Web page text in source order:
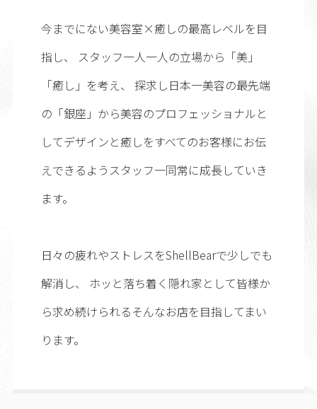
今までにない美容室×癒しの最高レベルを目
指し、 スタッフ一人一人の立場から「美」
「癒し」を考え、 探求し日本一美容の最先端
の「銀座」から美容のプロフェッショナルと
してデザインと癒しをすべてのお客様にお伝
えできるようスタッフ一同常に成長していき
ます。
日々の疲れやストレスをShellBearで少しでも
解消し、 ホッと落ち着く隠れ家として皆様か
ら求め続けられるそんなお店を目指してまい
ります。